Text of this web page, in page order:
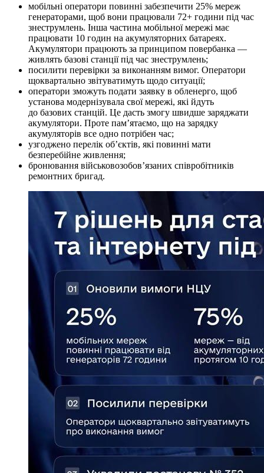
мобільні оператори повинні забезпечити 25% мереж
генераторами, щоб вони працювали 72+ години під час
знеструмлень. Інша частина мобільної мережі має
працювати 10 годин на акумуляторних батареях.
Акумулятори працюють за принципом повербанка —
живлять базові станції під час знеструмлень;
посилити перевірки за виконанням вимог. Оператори
щоквартально звітуватимуть щодо ситуації;
оператори зможуть подати заявку в обленерго, щоб
установа модернізувала свої мережі, які йдуть
до базових станцій. Це дасть змогу швидше заряджати
акумулятори. Проте памʼятаємо, що на зарядку
акумуляторів все одно потрібен час;
узгоджено перелік обʼєктів, які повинні мати
безперебійне живлення;
бронювання військовозобовʼязаних співробітників
ремонтних бригад.